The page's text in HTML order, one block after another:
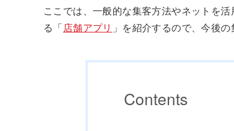
ここでは、一般的な集客方法やネットを
る「店舗アプリ 」を紹介するので、今後
Contents